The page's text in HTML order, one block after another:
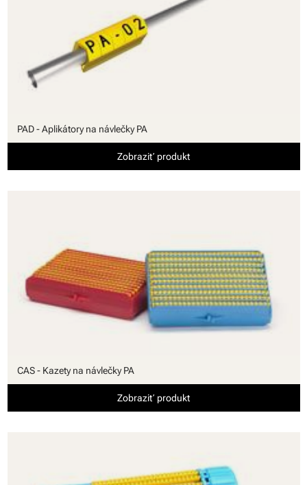
PAD - Aplikátory na návlečky PA
Zobraziť produkt
CAS - Kazety na návlečky PA
Zobraziť produkt